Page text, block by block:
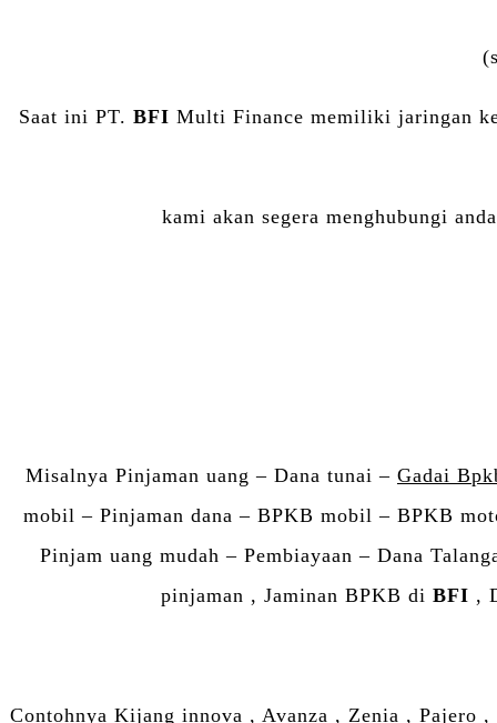
Saat ini PT. BFI Multi Finance memiliki jaringan
kami akan segera menghubungi
Misalnya Pinjaman uang – Dana tunai – Gadai
mobil – Pinjaman dana – BPKB mobil – BPKB
Pinjam uang mudah – Pembiayaan – Dana
pinjaman , Jaminan BPKB di BFI ,
Contohnya Kijang innova , Avanza , Zenia ,